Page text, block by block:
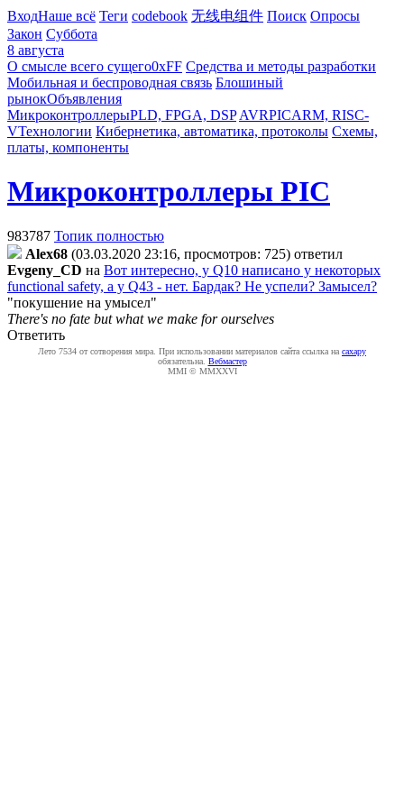
ВходНаше всё Теги codebook 无线电组件 Поиск Опросы
Закон Суббота
8 августа
О смысле всего сущего0xFF Средства и методы разработки
Мобильная и беспроводная связь Блошиный
рынокОбъявления
МикроконтроллерыPLD, FPGA, DSP AVRPICARM, RISC-
VТехнологии Кибернетика, автоматика, протоколы Схемы,
платы, компоненты
Микроконтроллеры PIC
983787 Топик полностью
Alex68 (03.03.2020 23:16, просмотров: 725) ответил
Evgeny_CD на Вот интересно, у Q10 написано у некоторых
functional safety, а у Q43 - нет. Бардак? Не успели? Замысел?
"покушение на умысел"
There's no fate but what we make for ourselves
Ответить
Лето 7534 от сотворения мира. При использовании материалов сайта ссылка на caxapу
обязательна. Вебмастер
MMI © MMXXVI